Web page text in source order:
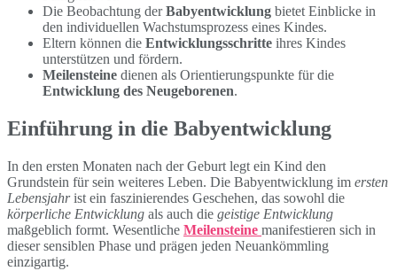
Die Beobachtung derBabyentwicklung bietet Einblicke in
den individuellen Wachstumsprozess eines Kindes.
Eltern können die Entwicklungsschritte ihres Kindes
unterstützen und fördern.
Meilensteine dienen als Orientierungspunkte für die
Entwicklung des Neugeborenen.
Einführung in die Babyentwicklung
In den ersten Monaten nach der Geburt legt ein Kind den
Grundstein für sein weiteres Leben. Die Babyentwicklung im ersten
Lebensjahrist ein faszinierendes Geschehen, das sowohl die
körperliche Entwicklung als auch die geistige Entwicklung
maßgeblich formt. Wesentliche Meilensteine manifestieren sich in
dieser sensiblen Phase und prägen jeden Neuankömmling
einzigartig.